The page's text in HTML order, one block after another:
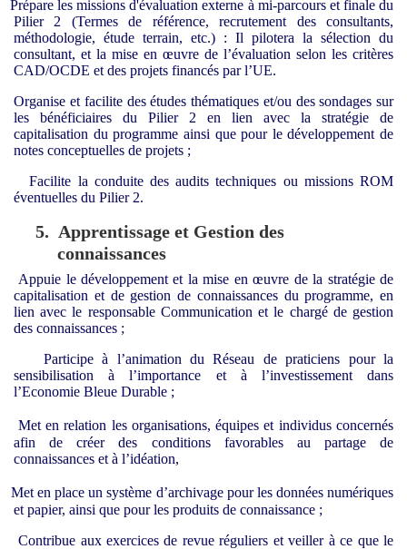
Prépare les missions d'évaluation externe à mi-parcours et finale du
Pilier 2 (Termes de référence, recrutement des consultants,
méthodologie, étude terrain, etc.) : Il pilotera la sélection du
consultant, et la mise en œuvre de l’évaluation selon les critères
CAD/OCDE et des projets financés par l’UE.
Organise et facilite des études thématiques et/ou des sondages sur
les bénéficiaires du Pilier 2 en lien avec la stratégie de
capitalisation du programme ainsi que pour le développement de
notes conceptuelles de projets ;
Facilite la conduite des audits techniques ou missions ROM
éventuelles du Pilier 2.
5. Apprentissage et Gestion des
connaissances
Appuie le développement et la mise en œuvre de la stratégie de
capitalisation et de gestion de connaissances du programme, en
lien avec le responsable Communication et le chargé de gestion
des connaissances ;
Participe à l’animation du Réseau de praticiens pour la
sensibilisation à l’importance et à l’investissement dans
l’Economie Bleue Durable ;
Met en relation les organisations, équipes et individus concernés
afin de créer des conditions favorables au partage de
connaissances et à l’idéation,
Met en place un système d’archivage pour les données numériques
et papier, ainsi que pour les produits de connaissance ;
Contribue aux exercices de revue réguliers et veiller à ce que le